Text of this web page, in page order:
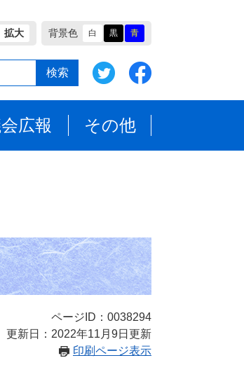
拡大 背景色 白 黒 青
広報 その他
ページID：0038294
更新日：2022年11月9日更新
印刷ページ表示